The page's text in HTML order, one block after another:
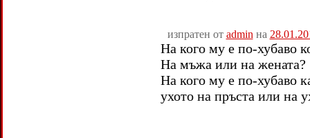
изпратен от admin на
На кого му е по-хубаво
На мъжа или на жената?
На кого му е по-хубаво
ухото на пръста или на